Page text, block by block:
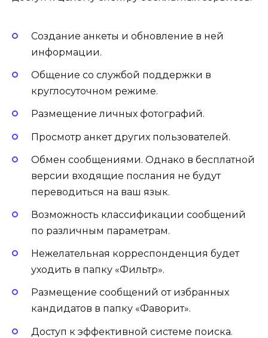
Создание анкеты и обновление в ней
информации.
Общение со службой поддержки в
круглосуточном режиме.
Размещение личных фотографий.
Просмотр анкет других пользователей.
Обмен сообщениями. Однако в бесплатной
версии входящие послания не будут
переводиться на ваш язык.
Возможность классификации сообщений
по различным параметрам.
Нежелательная корреспонденция будет
уходить в папку «Фильтр».
Размещение сообщений от избранных
кандидатов в папку «Фаворит».
Доступ к эффективной системе поиска.